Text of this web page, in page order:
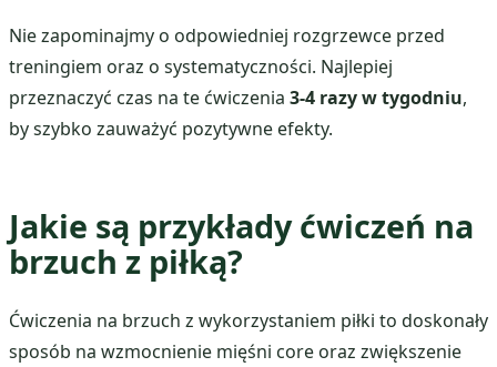
Nie zapominajmy o odpowiedniej rozgrzewce przed
treningiem oraz o systematyczności. Najlepiej
przeznaczyć czas na te ćwiczenia 3-4 razy w tygodniu,
by szybko zauważyć pozytywne efekty.
Jakie są przykłady ćwiczeń na
brzuch z piłką?
Ćwiczenia na brzuch z wykorzystaniem piłki to doskonały
sposób na wzmocnienie mięśni core oraz zwiększenie